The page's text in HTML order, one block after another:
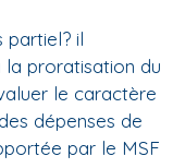
partiel? il
proratisation du
le caractère
dépenses de
par le MSF